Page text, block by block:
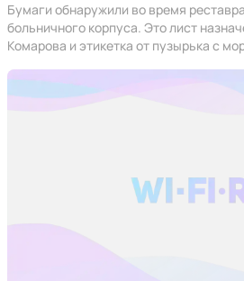
Бумаги обнаружили во время
больничного корпуса. Это лист
Комарова и этикетка от пузырька с